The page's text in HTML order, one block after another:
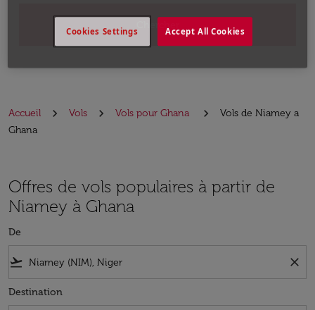
Accueil Vols Vols pour Ghana
Vols de Niamey a
Ghana
Offres de vols populaires à partir de
Niamey à Ghana
De
flight_takeoff close
Destination
Accept All Cookies
Cookies Settings